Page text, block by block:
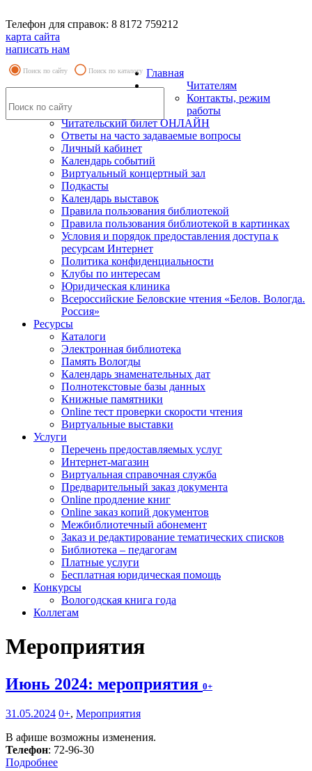
Телефон для справок: 8 8172 759212
карта сайта
написать нам
Поиск по сайту Поиск по каталогу Главная
Читателям
Контакты, режим
работы
Читательский билет ОНЛАЙН
Ответы на часто задаваемые вопросы
Личный кабинет
Календарь событий
Виртуальный концертный зал
Подкасты
Календарь выставок
Правила пользования библиотекой
Правила пользования библиотекой в картинках
Условия и порядок предоставления доступа к
ресурсам Интернет
Политика конфиденциальности
Клубы по интересам
Юридическая клиника
Всероссийские Беловские чтения «Белов. Вологда.
Россия»
Ресурсы
Каталоги
Электронная библиотека
Память Вологды
Календарь знаменательных дат
Полнотекстовые базы данных
Книжные памятники
Online тест проверки скорости чтения
Виртуальные выставки
Услуги
Перечень предоставляемых услуг
Интернет-магазин
Виртуальная справочная служба
Предварительный заказ документа
Online продление книг
Online заказ копий документов
Межбиблиотечный абонемент
Заказ и редактирование тематических списков
Библиотека – педагогам
Платные услуги
Бесплатная юридическая помощь
Конкурсы
Вологодская книга года
Коллегам
Мероприятия
Июнь 2024: мероприятия 0+
31.05.2024 0+, Мероприятия
В афише возможны изменения.
Телефон: 72-96-30
Подробнее